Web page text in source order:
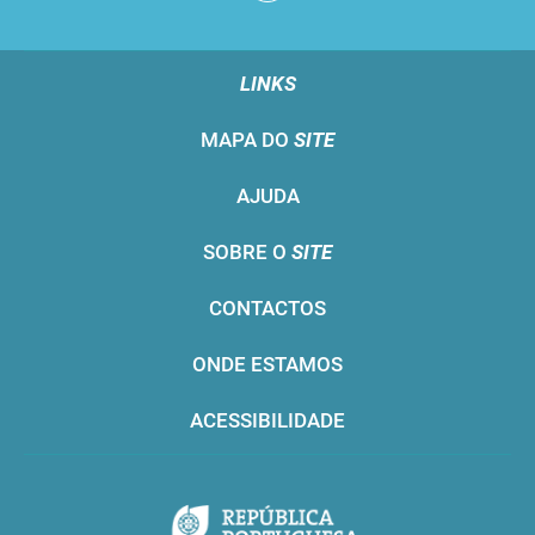
LINKS
MAPA DO SITE
AJUDA
SOBRE O SITE
CONTACTOS
ONDE ESTAMOS
ACESSIBILIDADE